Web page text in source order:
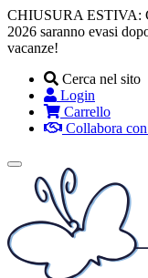
CHIUSURA ESTIVA:
2026 saranno evasi
vacanze!
Cerca nel sito
Login
Carrello
Collabora
Toggle
navigation